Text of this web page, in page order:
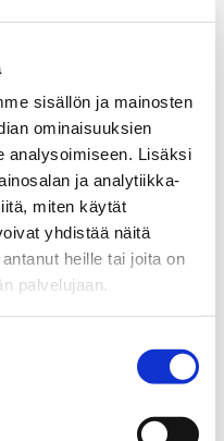
sisällön ja mainosten
ominaisuuksien
analysoimiseen. Lisäksi
ja analytiikka-
miten käytät
yhdistää näitä
heille tai joita on
palvelujaan.
paikallisesti,
tärkeitä
kehitys
energian
toi